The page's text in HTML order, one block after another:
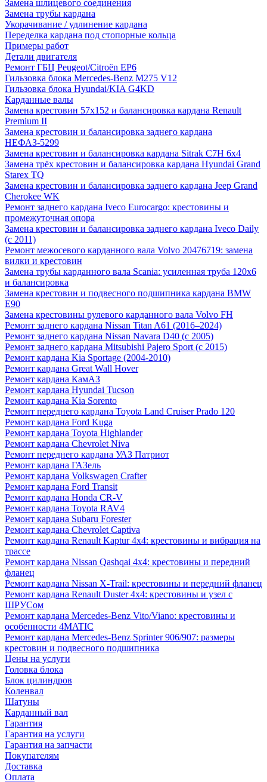
Замена шлицевого соединения
Замена трубы кардана
Укорачивание / удлинение кардана
Переделка кардана под стопорные кольца
Примеры работ
Детали двигателя
Ремонт ГБЦ Peugeot/Citroën EP6
Гильзовка блока Mercedes-Benz M275 V12
Гильзовка блока Hyundai/KIA G4KD
Карданные валы
Замена крестовин 57х152 и балансировка кардана Renault
Premium II
Замена крестовин и балансировка заднего кардана
НЕФАЗ-5299
Замена крестовин и балансировка кардана Sitrak C7H 6x4
Замена трёх крестовин и балансировка кардана Hyundai Grand
Starex TQ
Замена крестовин и балансировка заднего кардана Jeep Grand
Cherokee WK
Ремонт заднего кардана Iveco Eurocargo: крестовины и
промежуточная опора
Замена крестовин и балансировка заднего кардана Iveco Daily
(с 2011)
Ремонт межосевого карданного вала Volvo 20476719: замена
вилки и крестовин
Замена трубы карданного вала Scania: усиленная труба 120х6
и балансировка
Замена крестовин и подвесного подшипника кардана BMW
E90
Замена крестовины рулевого карданного вала Volvo FH
Ремонт заднего кардана Nissan Titan A61 (2016–2024)
Ремонт заднего кардана Nissan Navara D40 (с 2005)
Ремонт заднего кардана Mitsubishi Pajero Sport (с 2015)
Ремонт кардана Kia Sportage (2004-2010)
Ремонт кардана Great Wall Hover
Ремонт кардана КамАЗ
Ремонт кардана Hyundai Tucson
Ремонт кардана Kia Sorento
Ремонт переднего кардана Toyota Land Cruiser Prado 120
Ремонт кардана Ford Kuga
Ремонт кардана Toyota Highlander
Ремонт кардана Chevrolet Niva
Ремонт переднего кардана УАЗ Патриот
Ремонт кардана ГАЗель
Ремонт кардана Volkswagen Crafter
Ремонт кардана Ford Transit
Ремонт кардана Honda CR-V
Ремонт кардана Toyota RAV4
Ремонт кардана Subaru Forester
Ремонт кардана Chevrolet Captiva
Ремонт кардана Renault Kaptur 4x4: крестовины и вибрация на
трассе
Ремонт кардана Nissan Qashqai 4x4: крестовины и передний
фланец
Ремонт кардана Nissan X-Trail: крестовины и передний фланец
Ремонт кардана Renault Duster 4x4: крестовины и узел с
ШРУСом
Ремонт кардана Mercedes-Benz Vito/Viano: крестовины и
особенности 4MATIC
Ремонт кардана Mercedes-Benz Sprinter 906/907: размеры
крестовин и подвесного подшипника
Цены на услуги
Головка блока
Блок цилиндров
Коленвал
Шатуны
Карданный вал
Гарантия
Гарантия на услуги
Гарантия на запчасти
Покупателям
Доставка
Оплата